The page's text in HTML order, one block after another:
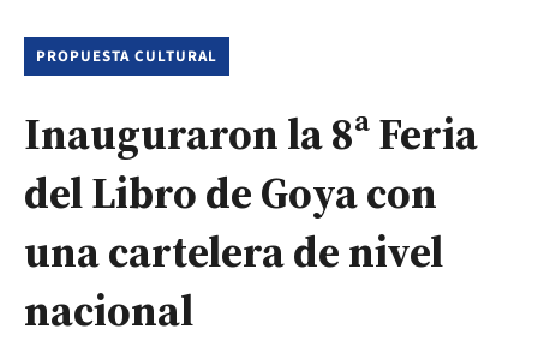
PROPUESTA CULTURAL
Inauguraron la 8ª Feria
del Libro de Goya con
una cartelera de nivel
nacional